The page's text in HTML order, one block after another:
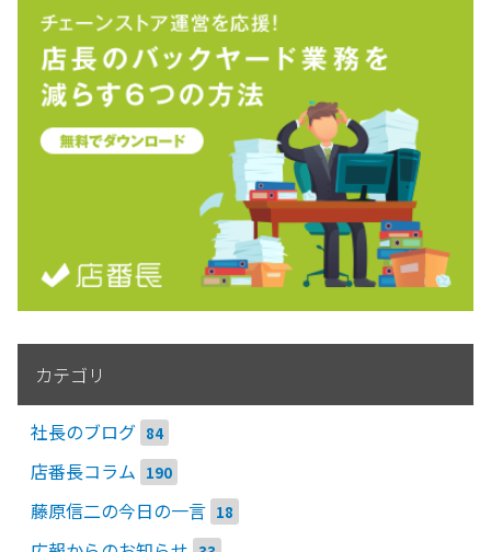
カテゴリ
社長のブログ 84
店番長コラム 190
藤原信二の今日の一言 18